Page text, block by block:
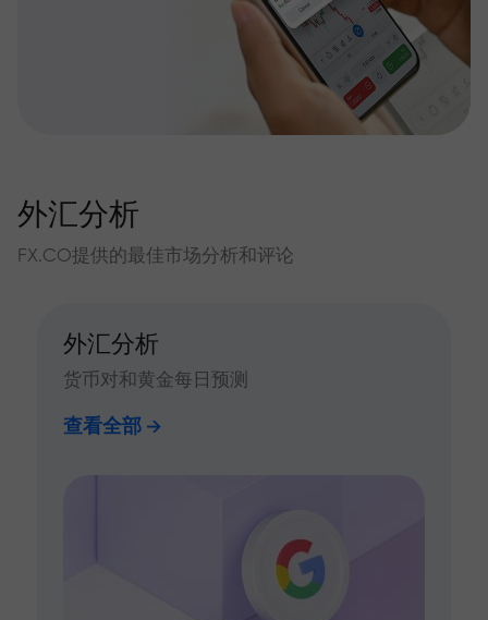
外汇分析
FX.CO提供的最佳市场分析和评论
外汇分析
货币对和黄金每日预测
查看全部